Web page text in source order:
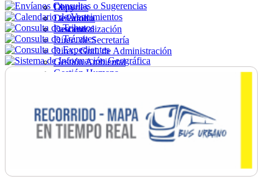
Deportes
Desarrollo
Descentralización
Direc. de Secretaría
Direc. Gral. de Administración
Gestión Ambiental
Gestión Humana
Ordenamiento
Promoción Social
Salud
Secretaría General
Chuy
La Paloma
Lascano